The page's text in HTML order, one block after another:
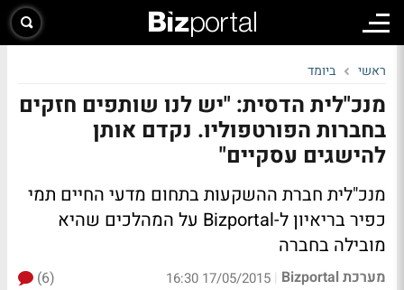
ראשי ביומד
מנכ"לית הדסית: "יש לנו שותפים חזקים
בחברות הפורטפוליו. נקדם אותן
להישגים עסקיים"
מנכ"לית חברת ההשקעות בתחום מדעי החיים תמי
כפיר בריאיון ל-Bizportal על המהלכים שהיא
מובילה בחברה
מערכת Bizportal |
17/05/2015 16:30
(6)